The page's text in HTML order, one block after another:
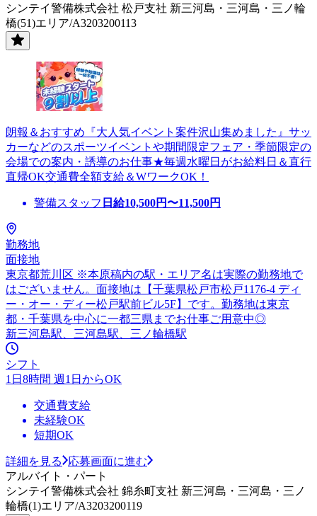
シンテイ警備株式会社 松戸支社 新三河島・三河島・三ノ輪
橋(51)エリア/A3203200113
朗報＆おすすめ『大人気イベント案件沢山集めました』サッ
カーなどのスポーツイベントや期間限定フェア・季節限定の
会場での案内・誘導のお仕事★毎週水曜日がお給料日＆直行
直帰OK交通費全額支給＆WワークOK！
警備スタッフ 日給10,500円〜11,500円
勤務地
面接地
東京都荒川区 ※本原稿内の駅・エリア名は実際の勤務地で
はございません。面接地は【千葉県松戸市松戸1176-4 ディ
ー・オー・ディー松戸駅前ビル5F】です。勤務地は東京
都・千葉県を中心に一都三県までお仕事ご用意中◎
新三河島駅、三河島駅、三ノ輪橋駅
シフト
1日8時間 週1日からOK
交通費支給
未経験OK
短期OK
詳細を見る
応募画面に進む
アルバイト・パート
シンテイ警備株式会社 錦糸町支社 新三河島・三河島・三ノ
輪橋(1)エリア/A3203200119